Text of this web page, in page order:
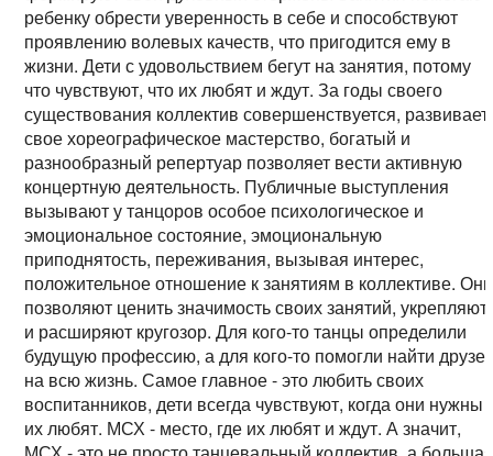
ребенку обрести уверенность в себе и способствуют
проявлению волевых качеств, что пригодится ему в
жизни. Дети с удовольствием бегут на занятия, потому
что чувствуют, что их любят и ждут. За годы своего
существования коллектив совершенствуется, развивает
свое хореографическое мастерство, богатый и
разнообразный репертуар позволяет вести активную
концертную деятельность. Публичные выступления
вызывают у танцоров особое психологическое и
эмоциональное состояние, эмоциональную
приподнятость, переживания, вызывая интерес,
положительное отношение к занятиям в коллективе. Они
позволяют ценить значимость своих занятий, укрепляют
и расширяют кругозор. Для кого-то танцы определили
будущую профессию, а для кого-то помогли найти
на всю жизнь. Самое главное - это любить своих
воспитанников, дети всегда чувствуют, когда они нужны
их любят. МСХ - место, где их любят и ждут. А значит,